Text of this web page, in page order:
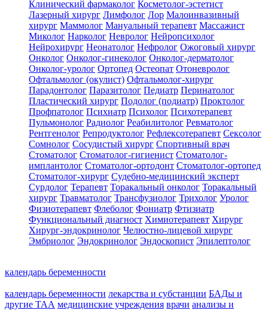
Клинический фармаколог Косметолог-эстетист
Лазерный хирург Лимфолог Лор Малоинвазивный
хирург Маммолог Мануальный терапевт Массажист
Миколог Нарколог Невролог Нейропсихолог
Нейрохирург Неонатолог Нефролог Ожоговый хирург
Онколог Онколог-гинеколог Онколог-дерматолог
Онколог-уролог Ортопед Остеопат Отоневролог
Офтальмолог (окулист) Офтальмолог-хирург
Парадонтолог Паразитолог Педиатр Перинатолог
Пластический хирург Подолог (подиатр) Проктолог
Профпатолог Психиатр Психолог Психотерапевт
Пульмонолог Радиолог Реабилитолог Ревматолог
Рентгенолог Репродуктолог Рефлексотерапевт Сексолог
Сомнолог Сосудистый хирург Спортивный врач
Стоматолог Стоматолог-гигиенист Стоматолог-
имплантолог Стоматолог-ортодонт Стоматолог-ортопед
Стоматолог-хирург Судебно-медицинский эксперт
Сурдолог Терапевт Торакальный онколог Торакальный
хирург Травматолог Трансфузиолог Трихолог Уролог
Физиотерапевт Флеболог Фониатр Фтизиатр
Функциональный диагност Химиотерапевт Хирург
Хирург-эндокринолог Челюстно-лицевой хирург
Эмбриолог Эндокринолог Эндоскопист Эпилептолог
календарь беременности
календарь беременности лекарства и субстанции БАДы и
другие ТАА медицинские учреждения врачи анализы и